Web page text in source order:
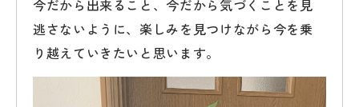
今だから出来ること、今だから気づくことを見
逃さないように、楽しみを見つけながら今を乗
り越えていきたいと思います。